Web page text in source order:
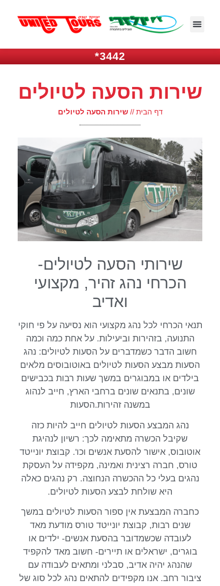
3442*
שירות הסעה לטיולים
דף הבית //שירות הסעה לטיולים
שירותי הסעה לטיולים-
הכרחי נהג זהיר, מקצועי
ואדיב
תנאי הכרחי לכל נהג מקצועי הוא נסיעה על פי חוקי
התנועה, בזהירות וביעילות. על אחת כמה וכמה
חשוב הדבר כשמדברים על הסעות לטיולים: נהג
הסעות מבצע הסעות לטיולים באוטובוסים מלאים
בילדים או במבוגרים במשך שעות רבות בכבישים
שונים, בתנאים שונים ברחבי הארץ, חייב לנהוג
במשנה זהירות.הסעות
נהג המבצע הסעות לטיולים חייב להיות כזה
שקיבל הכשרה מתאימה לכך: רשיון לנהיגת
אוטובוס, אישור להסעת אנשים וכו'. קבוצת יונייטד
טורס, חברה רצינית ואמינה, מקפידה על העסקת
נהגים בעלי כל ההכשרה הנחוצה. רק נהגים כאלה
היא שולחת לבצע הסעות לטיולים.
כחברה המבצעת אין ספור הסעות לטיולים במשך
שנים רבות, קבוצת יונייטד טורס מודעת מאד
לעובדה שכשמדובר בהסעת אנשים- ילדים או
בוגרים, ישראלים או תיירים- חשוב מאד להקפיד
שהנהג יהיה אדיב, סבלני ומתאים לעבודה עם
ציבור רחב. אנו מקפידים להתאים נהג לכל סוג של